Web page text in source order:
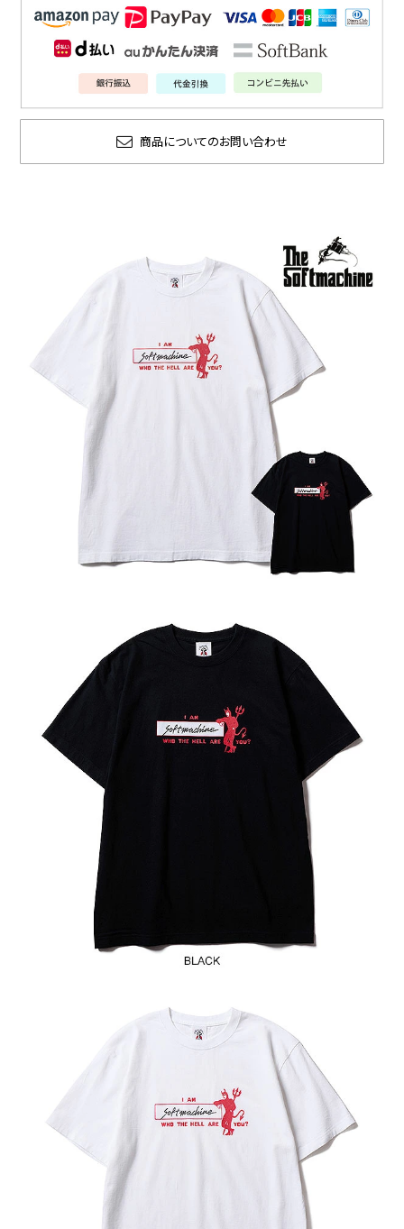
商品についてのお問い合わせ